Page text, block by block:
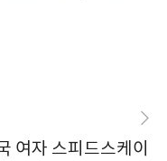
여자 스피드스케이